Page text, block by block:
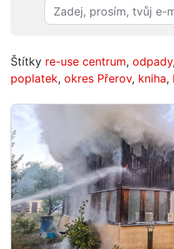
Štítky re-use centrum, odpady,
poplatek, okres Přerov, kniha,